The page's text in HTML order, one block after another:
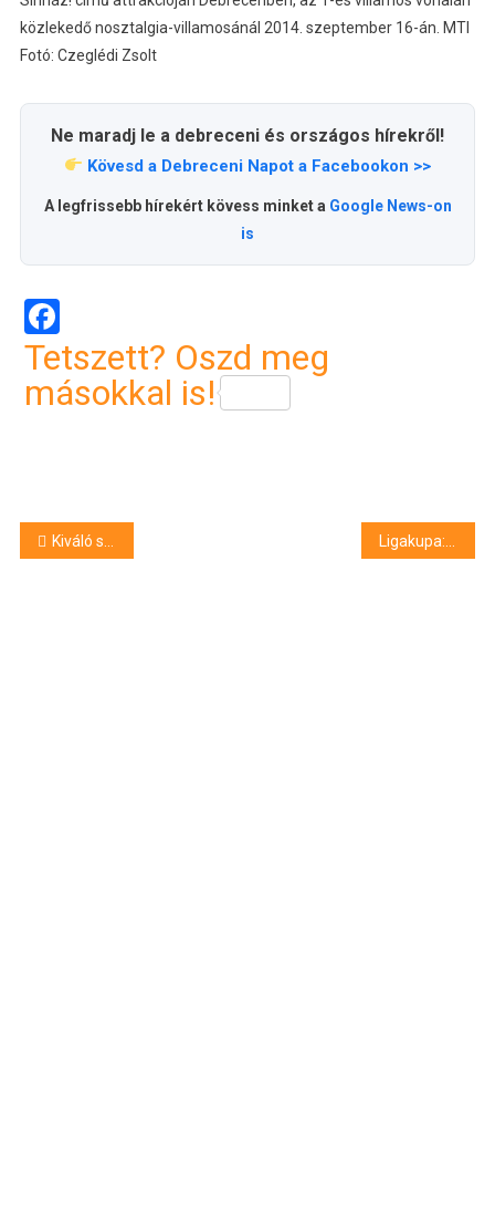
közlekedő nosztalgia-villamosánál 2014. szeptember 16-án. MTI
Fotó: Czeglédi Zsolt
Ne maradj le a debreceni és országos hírekről!
Kövesd a Debreceni Napot a Facebookon >>
A legfrissebb hírekért kövess minket a Google News-on
is
Facebook
Tetszett? Oszd meg
másokkal is!
Bejegyzés
Kiváló sportolóink elismerése